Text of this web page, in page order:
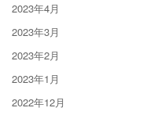
2023年4月
2023年3月
2023年2月
2023年1月
2022年12月